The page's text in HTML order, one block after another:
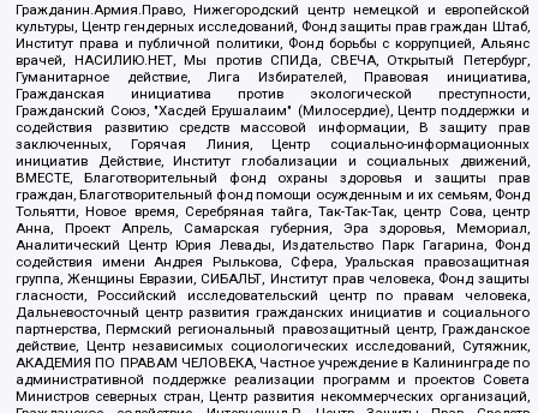
Гражданин.Армия.Право, Нижегородский центр немецкой и европейской
культуры, Центр гендерных исследований, Фонд защиты прав граждан Штаб,
Институт права и публичной политики, Фонд борьбы с коррупцией, Альянс
врачей, НАСИЛИЮ.НЕТ, Мы против СПИДа, СВЕЧА, Открытый Петербург,
Гуманитарное действие, Лига Избирателей, Правовая инициатива,
Гражданская инициатива против экологической преступности,
Гражданский Союз, "Хасдей Ерушалаим" (Милосердие), Центр поддержки и
содействия развитию средств массовой информации, В защиту прав
заключенных, Горячая Линия, Центр социально-информационных
инициатив Действие, Институт глобализации и социальных движений,
ВМЕСТЕ, Благотворительный фонд охраны здоровья и защиты прав
граждан, Благотворительный фонд помощи осужденным и их семьям, Фонд
Тольятти, Новое время, Серебряная тайга, Так-Так-Так, центр Сова, центр
Анна, Проект Апрель, Самарская губерния, Эра здоровья, Мемориал,
Аналитический Центр Юрия Левады, Издательство Парк Гагарина, Фонд
содействия имени Андрея Рылькова, Сфера, Уральская правозащитная
группа, Женщины Евразии, СИБАЛЬТ, Институт прав человека, Фонд защиты
гласности, Российский исследовательский центр по правам человека,
Дальневосточный центр развития гражданских инициатив и социального
партнерства, Пермский региональный правозащитный центр, Гражданское
действие, Центр независимых социологических исследований, Сутяжник,
АКАДЕМИЯ ПО ПРАВАМ ЧЕЛОВЕКА, Частное учреждение в Калининграде по
административной поддержке реализации программ и проектов Совета
Министров северных стран, Центр развития некоммерческих организаций,